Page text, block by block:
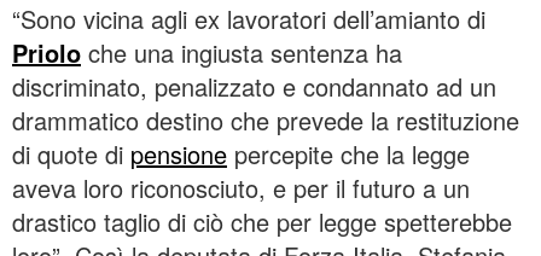
“Sono vicina agli ex lavoratori dell’amianto di
Priolo che una ingiusta sentenza ha
discriminato, penalizzato e condannato ad un
drammatico destino che prevede la restituzione
di quote di pensione percepite che la legge
aveva loro riconosciuto, e per il futuro a un
drastico taglio di ciò che per legge spetterebbe